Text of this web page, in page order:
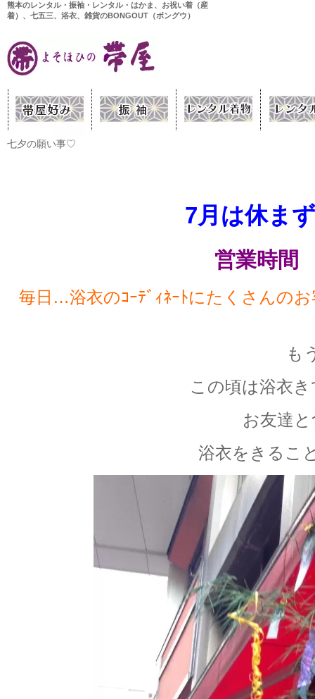
熊本のレンタル・振袖・レンタル・はかま、お祝い着（産
着）、七五三、浴衣、雑貨のBONGOUT（ボングウ）
七夕の願い事♡
7月は休ま
営業時間
毎日…浴衣のｺｰﾃﾞｨﾈｰﾄにたくさんの
も
この頃は浴衣
お友達
浴衣をきるこ